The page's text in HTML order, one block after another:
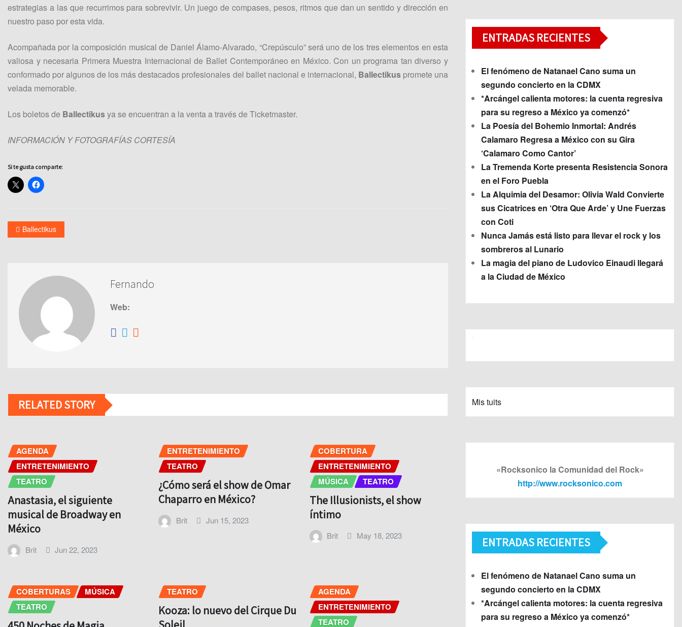
estrategias a las que recurrimos para sobrevivir. Un juego de compases, pesos, ritmos que dan un sentido y dirección en
nuestro paso por esta vida.
Acompañada por la composición musical de Daniel Álamo-Alvarado, “Crepúsculo” será uno de los tres elementos en esta
valiosa y necesaria Primera Muestra Internacional de Ballet Contemporáneo en México. Con un programa tan diverso y
conformado por algunos de los más destacados profesionales del ballet nacional e internacional, Ballectikuspromete una
velada memorable.
Los boletos de Ballectikusya se encuentran a la venta a través de Ticketmaster.
INFORMACIÓN Y FOTOGRAFÍAS CORTESÍA
Si te gusta comparte:
Ballectikus
Fernando
Web:
RELATED STORY
AGENDA
ENTRETENIMIENTO
TEATRO
Anastasia, el siguiente
musical de Broadway en
México
Brit Jun 22, 2023
ENTRETENIMIENTO
TEATRO
¿Cómo será el show de Omar
Chaparro en México?
Brit Jun 15, 2023
COBERTURA
ENTRETENIMIENTO
MÚSICA
TEATRO
The Illusionists, el show
íntimo
Brit May 18, 2023
COBERTURAS
MÚSICA
TEATRO
TEATRO
Kooza: lo nuevo del Cirque Du
AGENDA
ENTRETENIMIENTO
TEATRO
ENTRADAS RECIENTES
El fenómeno de Natanael Cano suma un
segundo concierto en la CDMX
*Arcángel calienta motores: la cuenta regresiva
para su regreso a México ya comenzó*
La Poesía del Bohemio Inmortal: Andrés
Calamaro Regresa a México con su Gira
‘Calamaro Como Cantor’
La Tremenda Korte presenta Resistencia Sonora
en el Foro Puebla
La Alquimia del Desamor: Olivia Wald Convierte
sus Cicatrices en ‘Otra Que Arde’ y Une Fuerzas
con Coti
Nunca Jamás está listo para llevar el rock y los
sombreros al Lunario
La magia del piano de Ludovico Einaudi llegará
a la Ciudad de México
Mis tuits
«Rocksonico la Comunidad del Rock»
http://www.rocksonico.com
ENTRADAS RECIENTES
El fenómeno de Natanael Cano suma un
segundo concierto en la CDMX
*Arcángel calienta motores: la cuenta regresiva
para su regreso a México ya comenzó*